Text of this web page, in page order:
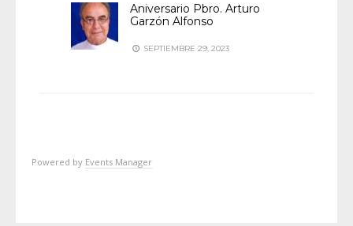
Aniversario Pbro. Arturo
Garzón Alfonso
SEPTIEMBRE 29, 2023
Powered by Events Manager